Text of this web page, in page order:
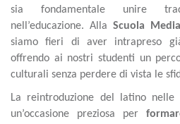
sia fondamentale unire
nell’educazione. Alla Scuola
siamo fieri di aver intrapreso
offrendo ai nostri studenti un
culturali senza perdere di vista le
La reintroduzione del latino nelle
un’occasione preziosa per